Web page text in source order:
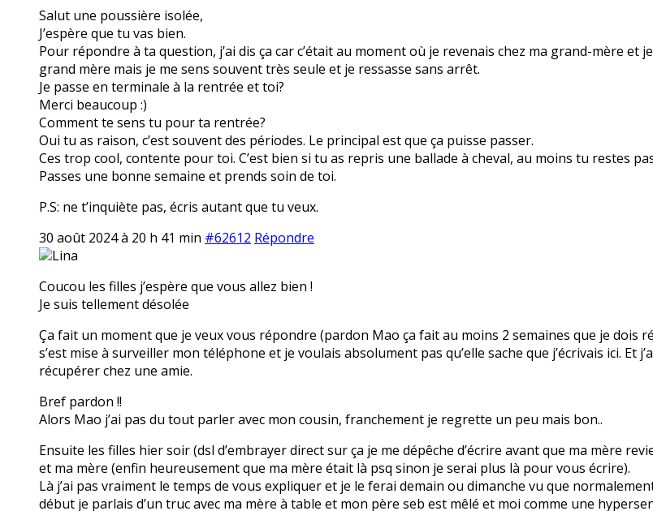
Salut une poussière isolée,
J’espère que tu vas bien.
Pour répondre à ta question, j’ai dis ça car c’était au moment où je revenais chez ma grand-mère et je
grand mère mais je me sens souvent très seule et je ressasse sans arrêt.
Je passe en terminale à la rentrée et toi?
Merci beaucoup :)
Comment te sens tu pour ta rentrée?
Oui tu as raison, c’est souvent des périodes. Le principal est que ça puisse passer.
Ces trop cool, contente pour toi. C’est bien si tu as repris une ballade à cheval, au moins tu restes
Passes une bonne semaine et prends soin de toi.
P.S: ne t’inquiète pas, écris autant que tu veux.
30 août 2024 à 20 h 41 min #62612 Répondre
Lina
Coucou les filles j’espère que vous allez bien !
Je suis tellement désolée
Ça fait un moment que je veux vous répondre (pardon Mao ça fait au moins 2 semaines que je dois
s’est mise à surveiller mon téléphone et je voulais absolument pas qu’elle sache que j’écrivais ici. Et
récupérer chez une amie.
Bref pardon !!
Alors Mao j’ai pas du tout parler avec mon cousin, franchement je regrette un peu mais bon..
Ensuite les filles hier soir (dsl d’embrayer direct sur ça je me dépêche d’écrire avant que ma mère
et ma mère (enfin heureusement que ma mère était là psq sinon je serai plus là pour vous écrire).
Là j’ai pas vraiment le temps de vous expliquer et je le ferai demain ou dimanche vu que
début je parlais d’un truc avec ma mère à table et mon père seb est mêlé et moi comme une